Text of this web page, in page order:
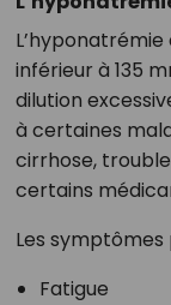
inférieur à 135
dilution
à certaines
cirrhose,
certains
Les
Fatigue